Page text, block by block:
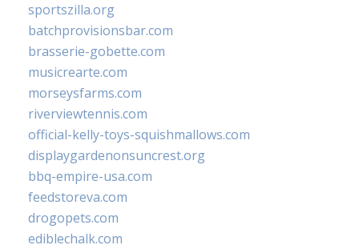
sportszilla.org
batchprovisionsbar.com
brasserie-gobette.com
musicrearte.com
morseysfarms.com
riverviewtennis.com
official-kelly-toys-squishmallows.com
displaygardenonsuncrest.org
bbq-empire-usa.com
feedstoreva.com
drogopets.com
ediblechalk.com